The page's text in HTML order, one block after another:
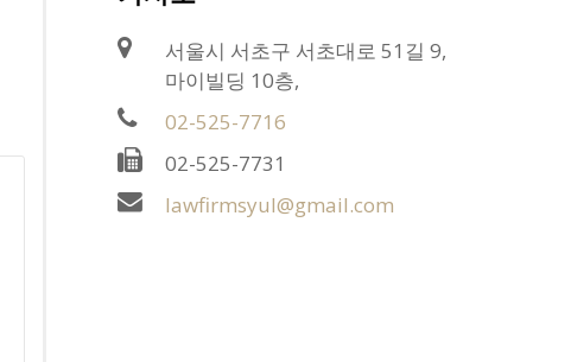
서울시 서초구 서초대로 51길 9,
마이빌딩 10층,
02-525-7716
02-525-7731
lawfirmsyul@gmail.com